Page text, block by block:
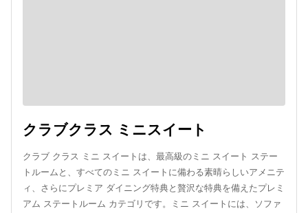
クラブクラス ミニスイート
クラブ クラス ミニ スイートは、最高級のミニ スイート ステー
トルームと、すべてのミニ スイートに備わる素晴らしいアメニテ
ィ、さらにプレミア ダイニング特典と贅沢な特典を備えたプレミ
アム ステートルーム カテゴリです。ミニ スイートには、ソファ